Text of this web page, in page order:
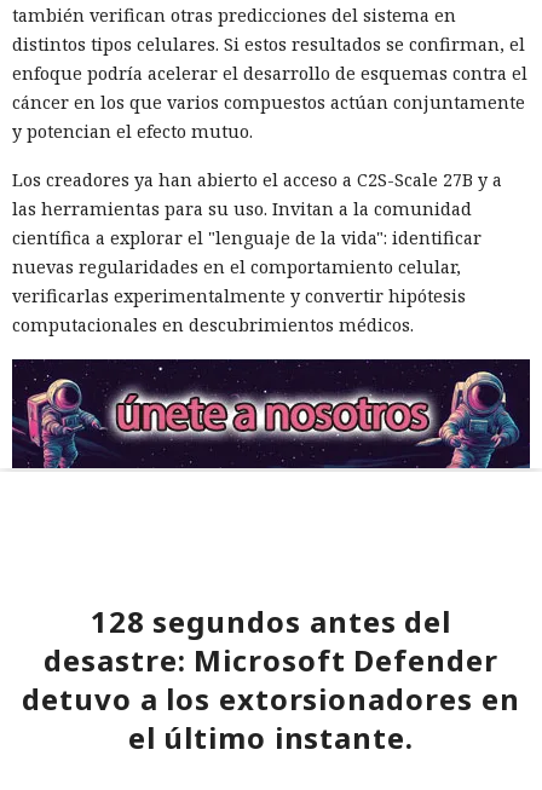
también verifican otras predicciones del sistema en
distintos tipos celulares. Si estos resultados se confirman, el
enfoque podría acelerar el desarrollo de esquemas contra el
cáncer en los que varios compuestos actúan conjuntamente
y potencian el efecto mutuo.
Los creadores ya han abierto el acceso a C2S-Scale 27B y a
las herramientas para su uso. Invitan a la comunidad
científica a explorar el "lenguaje de la vida": identificar
nuevas regularidades en el comportamiento celular,
verificarlas experimentalmente y convertir hipótesis
computacionales en descubrimientos médicos.
128 segundos antes del
desastre: Microsoft Defender
detuvo a los extorsionadores en
el último instante.